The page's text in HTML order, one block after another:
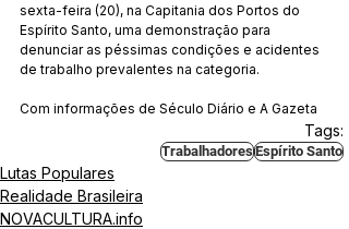
sexta-feira (20), na Capitania dos Portos do
Espírito Santo, uma demonstração para
denunciar as péssimas condições e acidentes
de trabalho prevalentes na categoria.
Com informações de Século Diário e A Gazeta
Tags:
TrabalhadoresEspírito Santo
Lutas Populares
Realidade Brasileira
NOVACULTURA.info